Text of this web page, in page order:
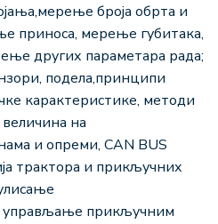
броја обрта и
приноса, мерење губитака,
других параметара рада;
подела,принципи
карактеристике, методи
на
и опреми, CAN BUS
трактора и прикључних
управљање прикључним